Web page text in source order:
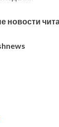
новости